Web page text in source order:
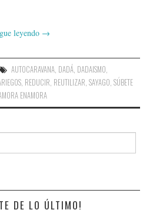
leyendo →
AUTOCARAVANA, DADÁ, DADAISMO
REDUCIR REUTILIZAR ,SAYAGO ,SÚBETE
ENAMORA
DE LO ÚLTIMO!